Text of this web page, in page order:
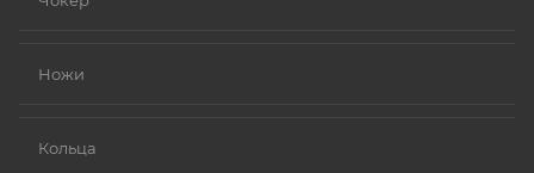
Ножи
Кольца